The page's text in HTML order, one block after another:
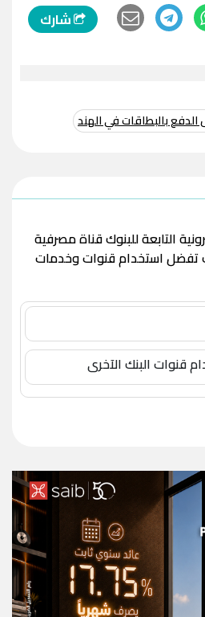
شارك
بالبطاقات في الهند
التابعة للبنوك قناة مصرفية
تفضل استخدام قنوات وخدمات
قنوات البنك الآخرى